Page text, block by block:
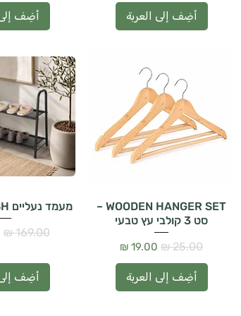
أضِف إلى العربة أضِف إلى
WOODEN HANGER SET –
סט 3 קולבי עץ טבעי
سعر عادي سعر البيع
أضِف إلى العربة
מעמד נעליים URBAN MESH
سعر عادي‏169.00 ₪
أضِف إلى